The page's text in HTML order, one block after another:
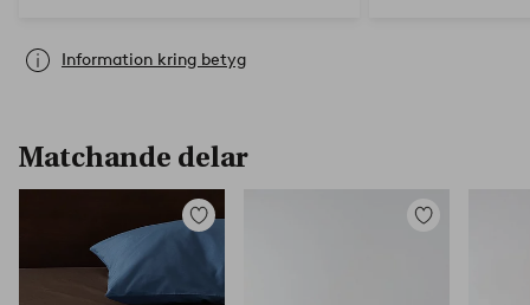
Information kring betyg
Matchande delar
Lägg
till
favoriter
Lägg